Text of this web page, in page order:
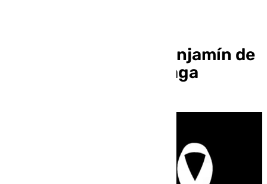
Fallece un jugador benjamín de
la Fundación del Málaga